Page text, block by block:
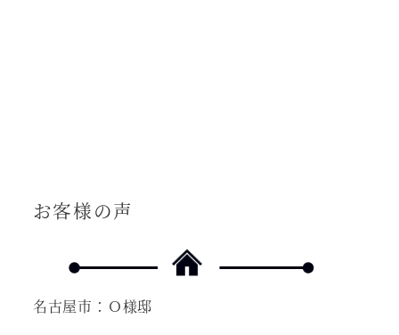
お客様の声
名古屋市：Ｏ様邸